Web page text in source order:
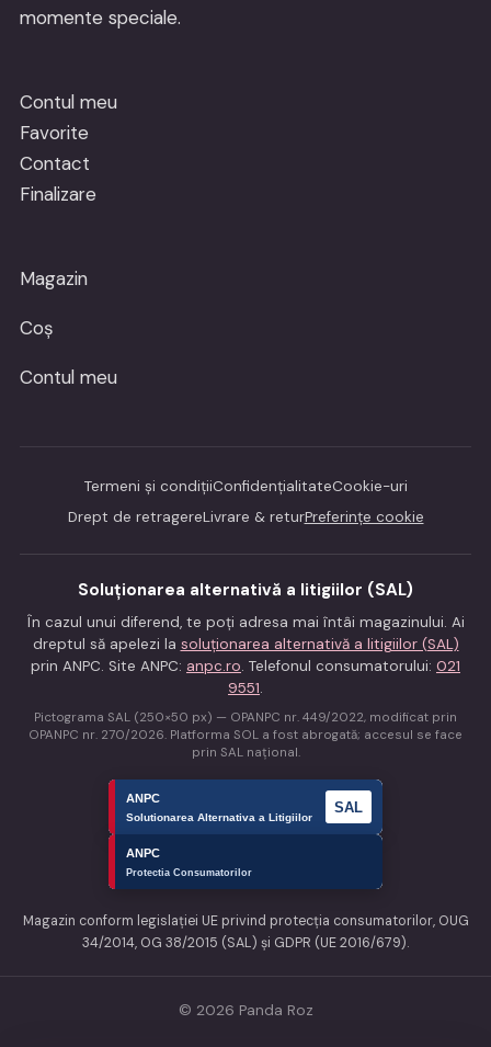
momente speciale.
Contul meu
Favorite
Contact
Finalizare
Magazin
Coș
Contul meu
Termeni și condițiiConfidențialitateCookie-uri
Drept de retragereLivrare & returPreferințe cookie
Soluționarea alternativă a litigiilor (SAL)
În cazul unui diferend, te poți adresa mai întâi magazinului. Ai
dreptul să apelezi la soluționarea alternativă a litigiilor (SAL)
prin ANPC. Site ANPC: anpc.ro. Telefonul consumatorului: 021
9551.
Pictograma SAL (250×50 px) — OPANPC nr. 449/2022, modificat prin
OPANPC nr. 270/2026. Platforma SOL a fost abrogată; accesul se face
prin SAL național.
Magazin conform legislației UE privind protecția consumatorilor, OUG
34/2014, OG 38/2015 (SAL) și GDPR (UE 2016/679).
© 2026 Panda Roz